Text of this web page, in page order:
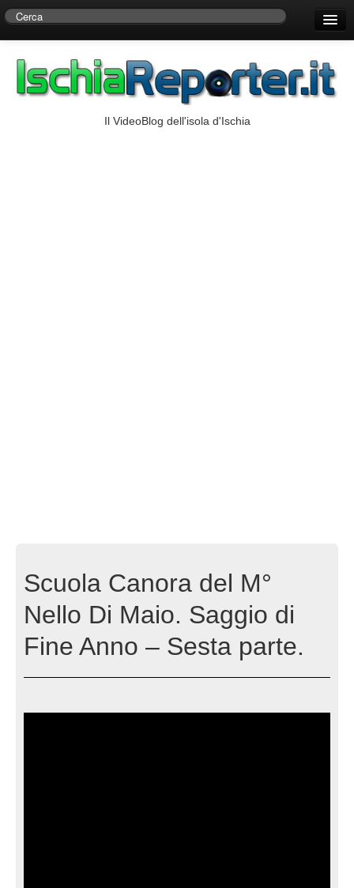
Centro di Ricerche Storiche D’Ambra
Il VideoBlog dell'isola d'Ischia
Scuola Canora del M°
Nello Di Maio. Saggio di
Fine Anno – Sesta parte.